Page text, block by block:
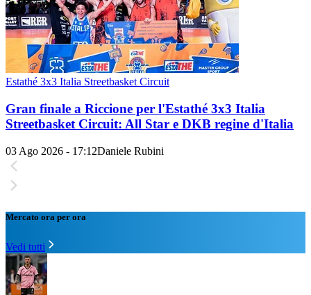
Estathé 3x3 Italia Streetbasket Circuit
Gran finale a Riccione per l'Estathé 3x3 Italia
Streetbasket Circuit: All Star e DKB regine d'Italia
03 Ago 2026 - 17:12Daniele Rubini
Mercato ora per ora
Vedi tutti